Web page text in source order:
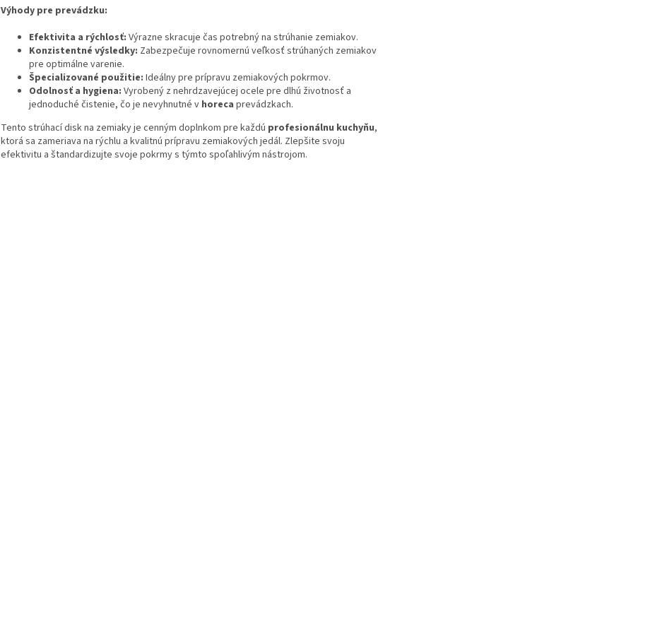
Výhody pre prevádzku:
Efektivita a rýchlosť: Výrazne skracuje čas potrebný na strúhanie zemiakov.
Konzistentné výsledky: Zabezpečuje rovnomernú veľkosť strúhaných zemiakov
pre optimálne varenie.
Špecializované použitie: Ideálny pre prípravu zemiakových pokrmov.
Odolnosť a hygiena: Vyrobený z nehrdzavejúcej ocele pre dlhú životnosť a
jednoduché čistenie, čo je nevyhnutné v horeca prevádzkach.
Tento strúhací disk na zemiaky je cenným doplnkom pre každú profesionálnu kuchyňu,
ktorá sa zameriava na rýchlu a kvalitnú prípravu zemiakových jedál. Zlepšite svoju
efektivitu a štandardizujte svoje pokrmy s týmto spoľahlivým nástrojom.